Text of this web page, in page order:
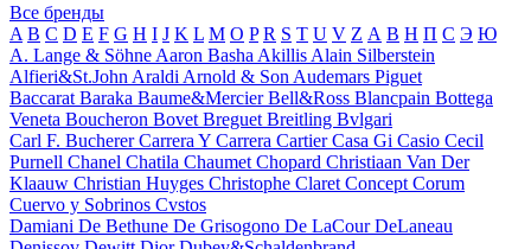
Все бренды
A B C D E F G H I J K L M O P R S T U V Z А В Н П С Э Ю
A. Lange & Söhne Aaron Basha Akillis Alain Silberstein
Alfieri&St.John Araldi Arnold & Son Audemars Piguet
Baccarat Baraka Baume&MercierBell&Ross Blancpain Bottega
Veneta Boucheron Bovet Breguet Breitling Bvlgari
Carl F. BuchererCarrera Y Carrera CartierCasa Gi Casio Cecil
Purnell Chanel Chatila Chaumet Chopard Christiaan Van Der
Klaauw Christian Huyges Christophe Claret Concept Corum
Cuervo y Sobrinos Cvstos
Damiani De Bethune De Grisogono De LaCourDeLaneau